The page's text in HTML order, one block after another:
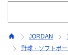
JORDAN
野球・ソフトボ